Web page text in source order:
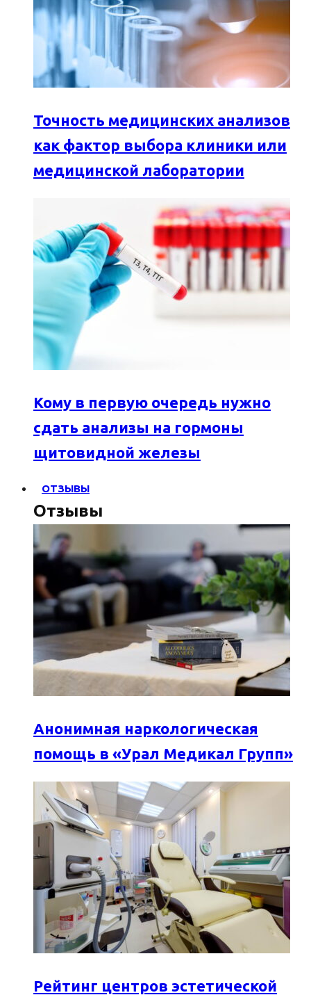
Точность медицинских анализов
как фактор выбора клиники или
медицинской лаборатории
Кому в первую очередь нужно
сдать анализы на гормоны
щитовидной железы
ОТЗЫВЫ
Отзывы
Анонимная наркологическая
помощь в «Урал Медикал Групп»
Рейтинг центров эстетической